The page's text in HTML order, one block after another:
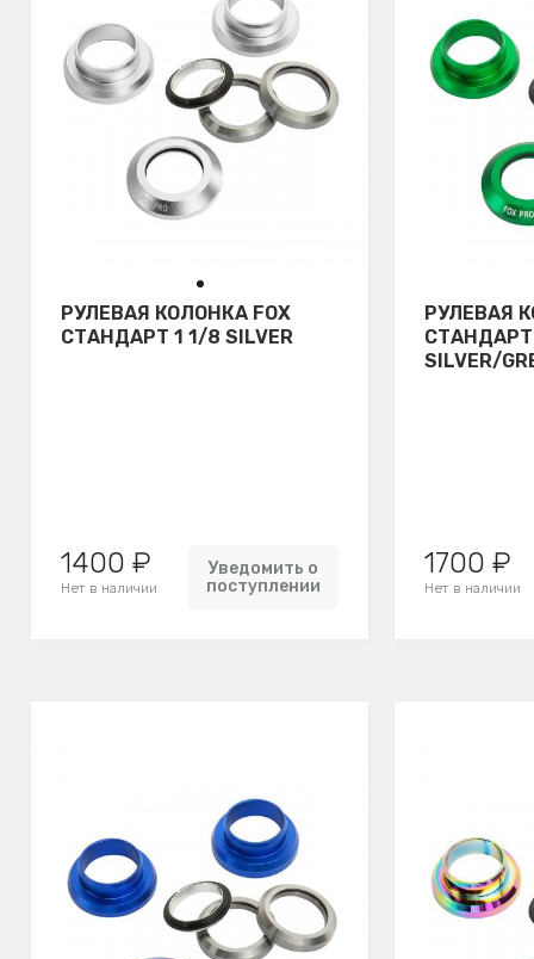
РУЛЕВАЯ КОЛОНКА FOX
СТАНДАРТ 1 1/8 SILVER
1400 ₽
Нет в наличии
Уведомить о
поступлении
РУЛЕВАЯ
СТАНДАРТ
SILVER/
1700 ₽
Нет в наличии